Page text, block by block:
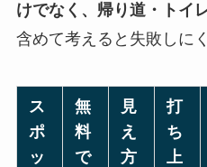
けでなく、帰り道・トイ
含めて考えると失敗しに
ス
ポ
ッ
無
料
で
見
え
方
打
ち
上